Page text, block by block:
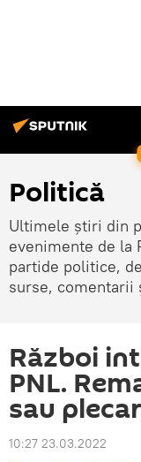
Politică
Ultimele știri din
evenimente de la
partide politice,
surse, comentarii
Război
PNL.
sau
10:27 23.03.2022